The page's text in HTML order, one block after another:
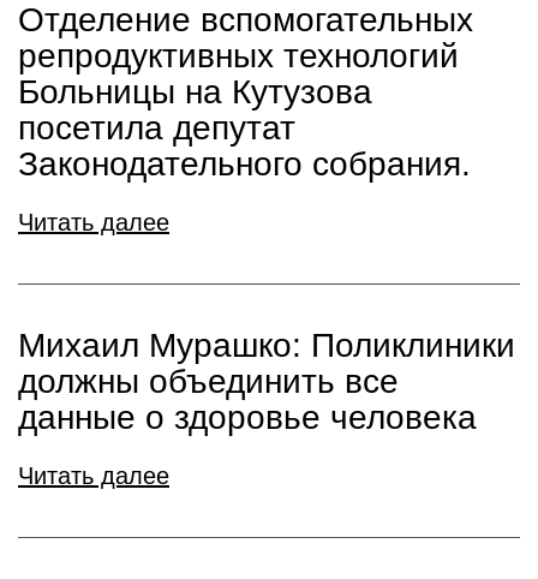
Отделение вспомогательных
репродуктивных технологий
Больницы на Кутузова
посетила депутат
Законодательного собрания.
Читать далее
Михаил Мурашко: Поликлиники
должны объединить все
данные о здоровье человека
Читать далее